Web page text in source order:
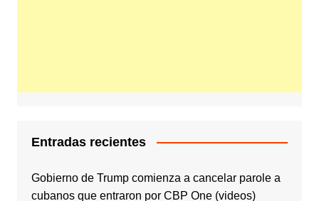
Entradas recientes
Gobierno de Trump comienza a cancelar parole a
cubanos que entraron por CBP One (videos)